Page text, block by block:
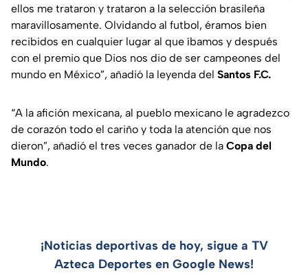
ellos me trataron y trataron a la selección brasileña
maravillosamente. Olvidando al futbol, éramos bien
recibidos en cualquier lugar al que íbamos y después
con el premio que Dios nos dio de ser campeones del
mundo en México”, añadió la leyenda del Santos F.C.
“A la afición mexicana, al pueblo mexicano le agradezco
de corazón todo el cariño y toda la atención que nos
dieron”, añadió el tres veces ganador de la Copa del
Mundo.
¡Noticias deportivas de hoy, sigue a TV
Azteca Deportes en Google News!